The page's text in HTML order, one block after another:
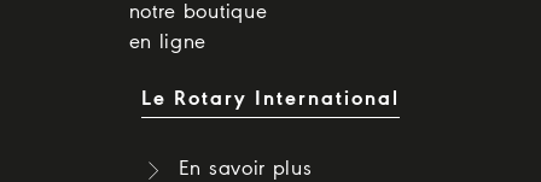
notre boutique
en ligne
Le Rotary International
En savoir plus